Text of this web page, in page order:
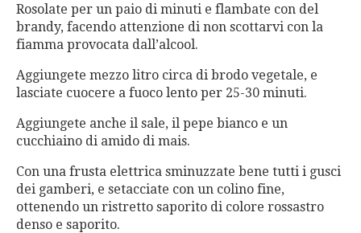
Rosolate per un paio di minuti e flambate con del
brandy, facendo attenzione di non scottarvi con la
fiamma provocata dall’alcool.
Aggiungete mezzo litro circa di brodo vegetale, e
lasciate cuocere a fuoco lento per 25-30 minuti.
Aggiungete anche il sale, il pepe bianco e un
cucchiaino di amido di mais.
Con una frusta elettrica sminuzzate bene tutti i gusci
dei gamberi, e setacciate con un colino fine,
ottenendo un ristretto saporito di colore rossastro
denso e saporito.